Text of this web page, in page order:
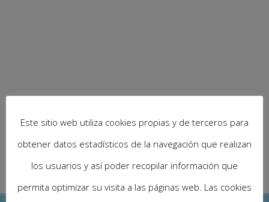
Este sitio web utiliza cookies propias y de terceros para
obtener datos estadísticos de la navegación que realizan
los usuarios y así poder recopilar información que
permita optimizar su visita a las páginas web. Las cookies